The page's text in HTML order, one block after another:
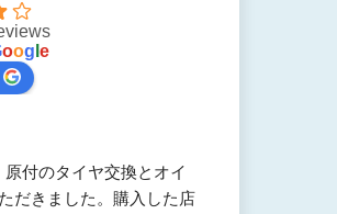
oog e
原付のタイヤ交換とオイ
だきました。購入した店